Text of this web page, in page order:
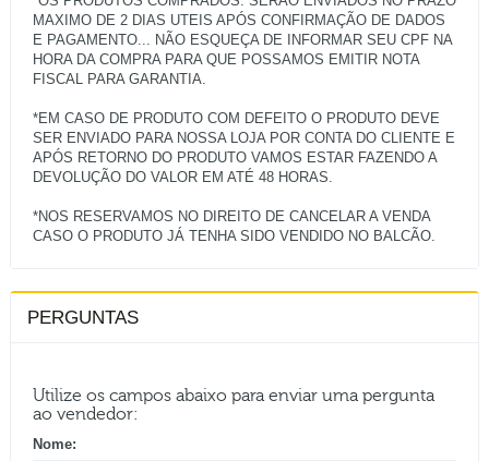
MAXIMO DE 2 DIAS UTEIS APÓS CONFIRMAÇÃO DE DADOS
E PAGAMENTO... NÃO ESQUEÇA DE INFORMAR SEU CPF NA
HORA DA COMPRA PARA QUE POSSAMOS EMITIR NOTA
FISCAL PARA GARANTIA.
*EM CASO DE PRODUTO COM DEFEITO O PRODUTO DEVE
SER ENVIADO PARA NOSSA LOJA POR CONTA DO CLIENTE E
APÓS RETORNO DO PRODUTO VAMOS ESTAR FAZENDO A
DEVOLUÇÃO DO VALOR EM ATÉ 48 HORAS.
*NOS RESERVAMOS NO DIREITO DE CANCELAR A VENDA
PERGUNTAS
Utilize os campos abaixo para enviar uma pergunta
ao vendedor:
Nome: